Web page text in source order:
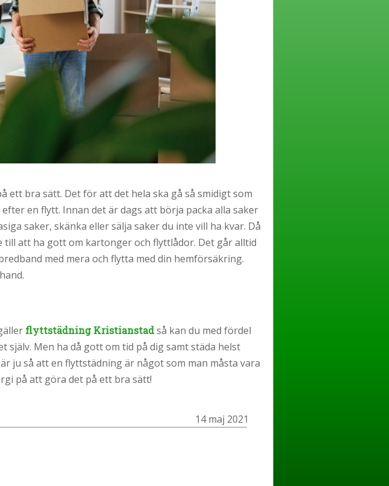
ett bra sätt. Det för att det hela ska gå så smidigt som
en flytt. Innan det är dags att börja packa alla saker
saker, skänka eller sälja saker du inte vill ha kvar. Då
till att ha gott om kartonger och flyttlådor. Det går alltid
med mera och flytta med din hemförsäkring.
flyttstädning Kristianstadså kan du med fördel
själv. Men ha då gott om tid på dig samt städa helst
ju så att en flyttstädning är något som man måsta vara
på att göra det på ett bra sätt!
14 maj 2021